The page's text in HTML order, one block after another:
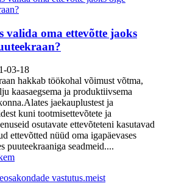
valida oma ettevõtte jaoks
03-18
hakkab töökohal võimust võtma,
kaasaegsema ja produktiivsema
jaekauplustest ja
kuni tootmisettevõtete ja
osutavate ettevõteteni kasutavad
ettevõtted nüüd oma igapäevases
puuteekraaniga seadmeid....